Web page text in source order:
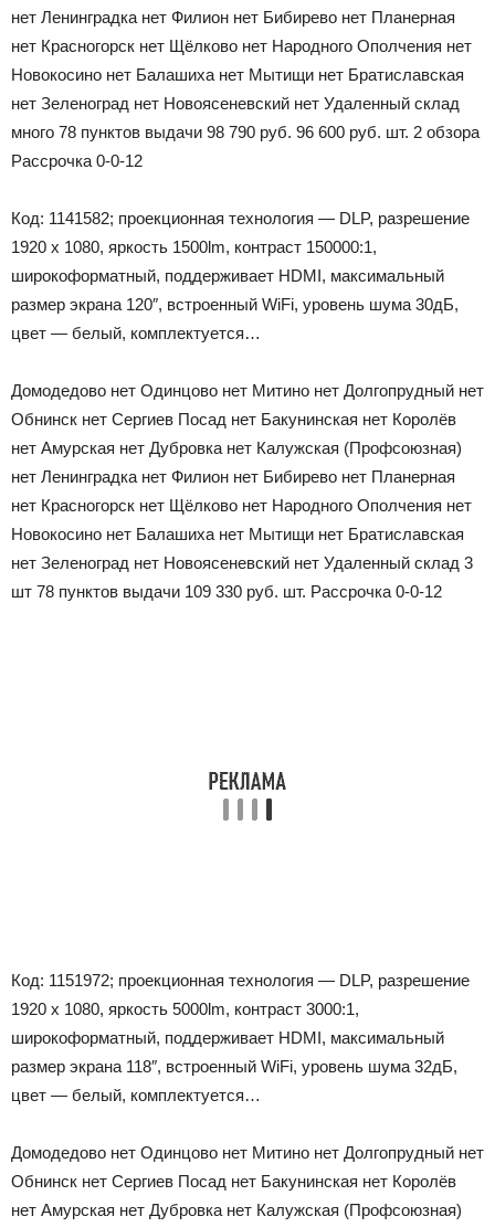
нет Ленинградка нет Филион нет Бибирево нет Планерная
нет Красногорск нет Щёлково нет Народного Ополчения нет
Новокосино нет Балашиха нет Мытищи нет Братиславская
нет Зеленоград нет Новоясеневский нет Удаленный склад
много 78 пунктов выдачи 98 790 руб. 96 600 руб. шт. 2 обзора
Рассрочка 0-0-12
Код: 1141582; проекционная технология — DLP, разрешение
1920 x 1080, яркость 1500lm, контраст 150000:1,
широкоформатный, поддерживает HDMI, максимальный
размер экрана 120″, встроенный WiFi, уровень шума 30дБ,
цвет — белый, комплектуется…
Домодедово нет Одинцово нет Митино нет Долгопрудный нет
Обнинск нет Сергиев Посад нет Бакунинская нет Королёв
нет Амурская нет Дубровка нет Калужская (Профсоюзная)
нет Ленинградка нет Филион нет Бибирево нет Планерная
нет Красногорск нет Щёлково нет Народного Ополчения нет
Новокосино нет Балашиха нет Мытищи нет Братиславская
нет Зеленоград нет Новоясеневский нет Удаленный склад 3
шт 78 пунктов выдачи 109 330 руб. шт. Рассрочка 0-0-12
Код: 1151972; проекционная технология — DLP, разрешение
1920 x 1080, яркость 5000lm, контраст 3000:1,
широкоформатный, поддерживает HDMI, максимальный
размер экрана 118″, встроенный WiFi, уровень шума 32дБ,
цвет — белый, комплектуется…
Домодедово нет Одинцово нет Митино нет Долгопрудный нет
Обнинск нет Сергиев Посад нет Бакунинская нет Королёв
нет Амурская нет Дубровка нет Калужская (Профсоюзная)